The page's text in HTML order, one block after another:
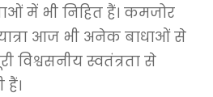
में भी निहित हैं। कमजोर
यात्रा आज भी अनेक बाधाओं से
विश्वसनीय स्वतंत्रता से
हैं।